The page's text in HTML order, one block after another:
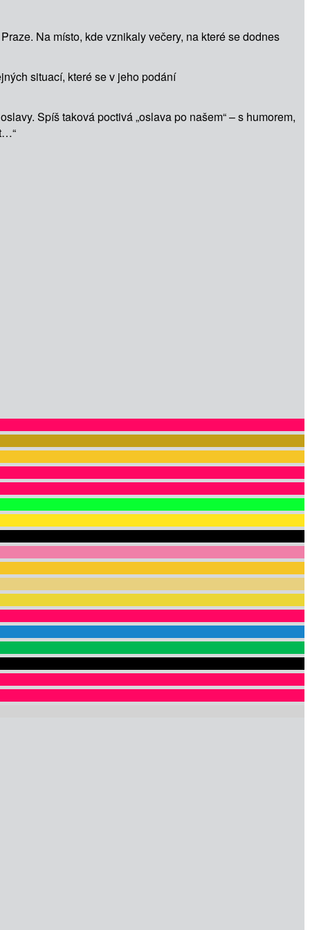
Na místo, kde vznikaly večery, na které se dodnes
situací, které se v jeho podání
Spíš taková poctivá „oslava po našem“ – s humorem,